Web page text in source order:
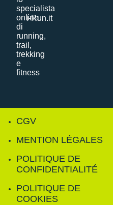
i-Run.it
CGV
MENTION LÉGALES
POLITIQUE DE
CONFIDENTIALITÉ
POLITIQUE DE
COOKIES